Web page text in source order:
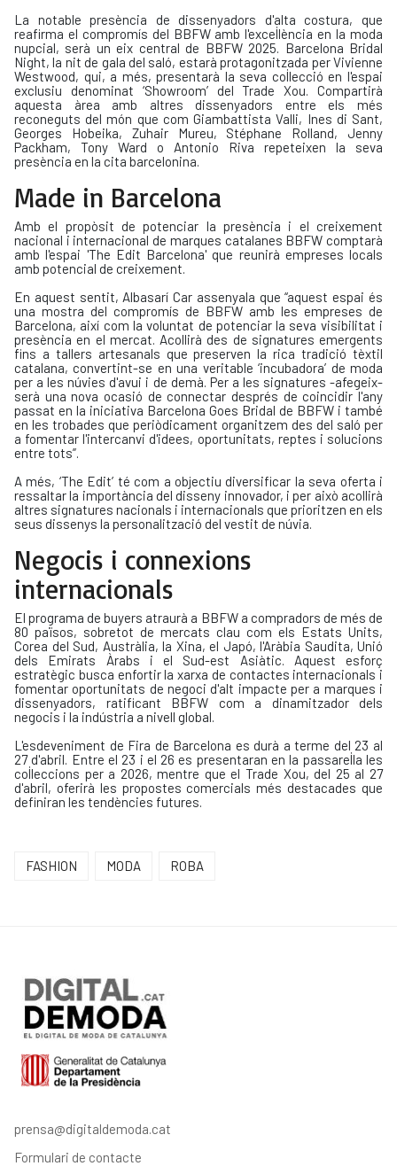
La notable presència de dissenyadors d'alta costura, que
reafirma el compromís del BBFW amb l'excel·lència en la moda
nupcial, serà un eix central de BBFW 2025. Barcelona Bridal
Night, la nit de gala del saló, estarà protagonitzada per Vivienne
Westwood, qui, a més, presentarà la seva col·lecció en l'espai
exclusiu denominat ‘Showroom’ del Trade Xou. Compartirà
aquesta àrea amb altres dissenyadors entre els més
reconeguts del món que com Giambattista Valli, Ines di Sant,
Georges Hobeika, Zuhair Mureu, Stéphane Rolland, Jenny
Packham, Tony Ward o Antonio Riva repeteixen la seva
presència en la cita barcelonina.
Made in Barcelona
Amb el propòsit de potenciar la presència i el creixement
nacional i internacional de marques catalanes BBFW comptarà
amb l'espai 'The Edit Barcelona' que reunirà empreses locals
amb potencial de creixement.
En aquest sentit, Albasarí Car assenyala que “aquest espai és
una mostra del compromís de BBFW amb les empreses de
Barcelona, així com la voluntat de potenciar la seva visibilitat i
presència en el mercat. Acollirà des de signatures emergents
fins a tallers artesanals que preserven la rica tradició tèxtil
catalana, convertint-se en una veritable ‘incubadora’ de moda
per a les núvies d'avui i de demà. Per a les signatures -afegeix-
serà una nova ocasió de connectar després de coincidir l'any
passat en la iniciativa Barcelona Goes Bridal de BBFW i també
en les trobades que periòdicament organitzem des del saló per
a fomentar l'intercanvi d'idees, oportunitats, reptes i solucions
entre tots”.
A més, ‘The Edit’ té com a objectiu diversificar la seva oferta i
ressaltar la importància del disseny innovador, i per això acollirà
altres signatures nacionals i internacionals que prioritzen en els
seus dissenys la personalització del vestit de núvia.
Negocis i connexions
internacionals
El programa de buyers atraurà a BBFW a compradors de més de
80 països, sobretot de mercats clau com els Estats Units,
Corea del Sud, Austràlia, la Xina, el Japó, l'Aràbia Saudita, Unió
dels Emirats Àrabs i el Sud-est Asiàtic. Aquest esforç
estratègic busca enfortir la xarxa de contactes internacionals i
fomentar oportunitats de negoci d'alt impacte per a marques i
dissenyadors, ratificant BBFW com a dinamitzador dels
negocis i la indústria a nivell global.
L'esdeveniment de Fira de Barcelona es durà a terme del 23 al
27 d'abril. Entre el 23 i el 26 es presentaran en la passarel·la les
col·leccions per a 2026, mentre que el Trade Xou, del 25 al 27
d'abril, oferirà les propostes comercials més destacades que
definiran les tendències futures.
FASHION MODA ROBA
prensa@digitaldemoda.cat
Formulari de contacte